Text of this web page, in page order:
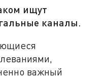
ищут
каналы.
важный